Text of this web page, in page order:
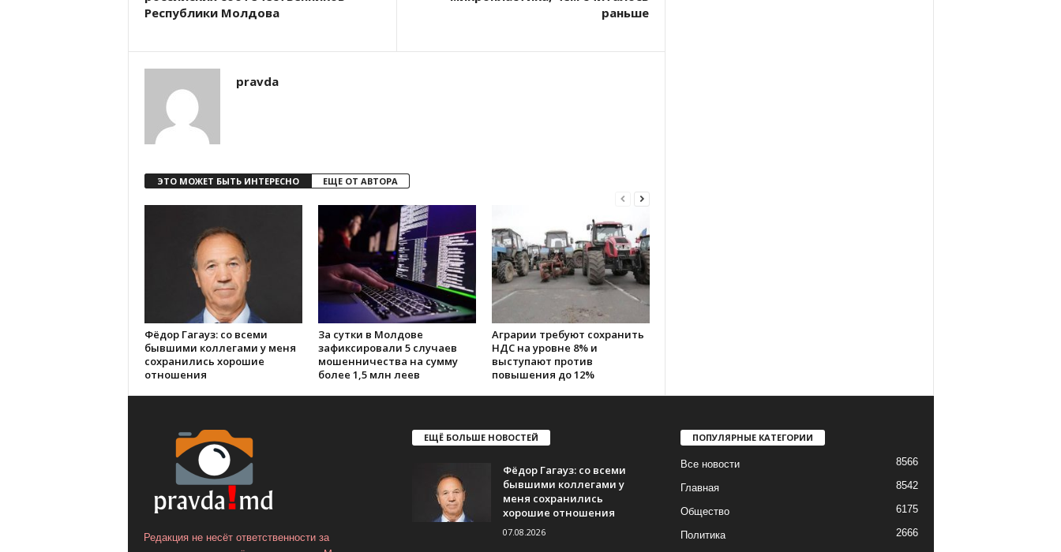
Республики Молдова
раньше
pravda
ЭТО МОЖЕТ БЫТЬ ИНТЕРЕСНО ЕЩЕ ОТ АВТОРА
Фёдор Гагауз: со всеми
бывшими коллегами у меня
сохранились хорошие
отношения
За сутки в Молдове
зафиксировали 5 случаев
мошенничества на сумму
более 1,5 млн леев
Аграрии требуют сохранить
НДС на уровне 8% и
выступают против
повышения до 12%
Редакция не несёт ответственности за
ЕЩЁ БОЛЬШЕ НОВОСТЕЙ
Фёдор Гагауз: со всеми
бывшими коллегами у
меня сохранились
хорошие отношения
07.08.2026
ПОПУЛЯРНЫЕ КАТЕГОРИИ
Все новости 8566
Главная 8542
Общество 6175
Политика
2666